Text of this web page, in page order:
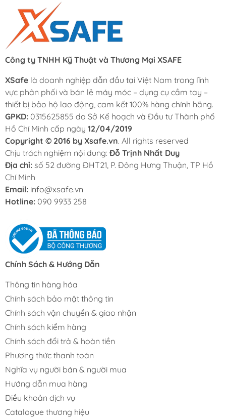
Công ty TNHH Kỹ Thuật và Thương Mại XSAFE
XSafe là doanh nghiệp dẫn đầu tại Việt Nam trong lĩnh
vực phân phối và bán lẻ máy móc – dụng cụ cầm tay –
thiết bị bảo hộ lao động, cam kết 100% hàng chính hãng.
GPKD: 0315625855 do Sở Kế hoạch và Đầu tư Thành phố
Hồ Chí Minh cấp ngày 12/04/2019
Copyright © 2016 by Xsafe.vn. All rights reserved
Chịu trách nghiệm nội dung: Đỗ Trịnh Nhất Duy
Địa chỉ: số 52 đường ĐHT21, P. Đông Hưng Thuận, TP Hồ
Chí Minh
Email: info@xsafe.vn
Hotline: 090 9933 258
Chính Sách & Hướng Dẫn
Thông tin hàng hóa
Chính sách bảo mật thông tin
Chính sách vận chuyển & giao nhận
Chính sách kiểm hàng
Chính sách đổi trả & hoàn tiền
Phương thức thanh toán
Nghĩa vụ người bán & người mua
Hướng dẫn mua hàng
Điều khoản dịch vụ
Catalogue thương hiệu